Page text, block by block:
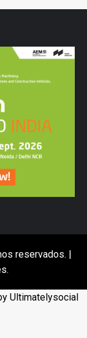
reservados. |
Ultimatelysocial